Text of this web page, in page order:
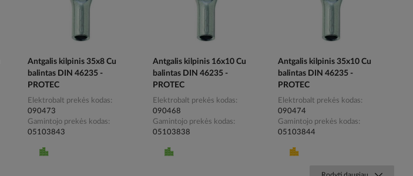
Antgalis kilpinis 35x8 Cu
balintas DIN 46235 -
PROTEC
Elektrobalt prekės kodas
090473
Gamintojo prekės kodas
05103843
Antgalis kilpinis 16x10 Cu
balintas DIN 46235 -
PROTEC
Elektrobalt prekės kodas
090468
Gamintojo prekės kodas
05103838
Antgalis kilpinis 35x10 Cu
balintas DIN 46235 -
PROTEC
Elektrobalt prekės kodas
090474
Gamintojo prekės kodas
05103844